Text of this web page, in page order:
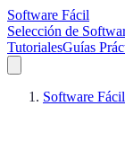
Software Fácil
Selección de
TutorialesGuías
Software Fácil